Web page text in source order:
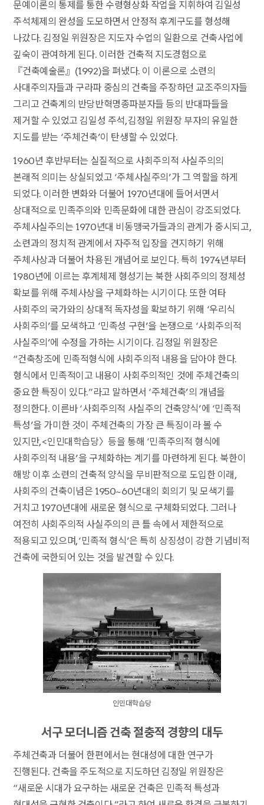
문예이론의 통제를 통한 수령형상화 작업을 지휘하여 김일성
주석체제의 완성을 도모하면서 안정적 후계구도를 형성해
나갔다. 김정일 위원장은 지도자 수업의 일환으로 건축사업에
깊숙이 관여하게 된다. 이러한 건축적 지도경험으로
『건축예술론』(1992)을 펴냈다. 이 이론으로 소련의
사대주의자들과 구라파 중심의 건축을 주장하던 교조주의자들
그리고 건축계의 반당반혁명종파분자들 등의 반대파들을
제거할 수 있었고 김일성 주석, 김정일 위원장 부자의 유일한
지도를 받는 ‘주체건축’이 탄생할 수 있었다.
1960년 후반부터는 실질적으로 사회주의적 사실주의의
본래적 의미는 상실되었고 ‘주체사실주의’가 그 역할을 하게
되었다. 이러한 변화와 더불어 1970년대에 들어서면서
상대적으로 민족주의와 민족문화에 대한 관심이 강조되었다.
주체사실주의는 1970년대 비동맹국가들과의 관계가 중시되고,
소련과의 정치적 관계에서 자주적 입장을 견지하기 위해
주체사상과 더불어 차용된 개념어로 보인다. 특히 1974년부터
1980년에 이르는 후계체제 형성기는 북한 사회주의의 정체성
확보를 위해 주체사상을 구체화하는 시기이다. 또한 여타
사회주의 국가와의 상대적 독자성을 확보하기 위해 ‘우리식
사회주의’를 모색하고 ‘민족성 구현’을 논쟁으로 ‘사회주의적
사실주의’에 수정을 가하는 시기이다. 김정일 위원장은
“건축창조에 민족적형식에 사회주의적 내용을 담아야 한다.
형식에서 민족적이고 내용이 사회주의적인 것에 주체건축의
중요한 특징이 있다.”라고 말하면서 ‘주체건축’의 개념을
정의한다. 이른바 ‘사회주의적 사실주의 건축양식’에 ‘민족적
특성’을 가미한 것이 주체건축의 가장 큰 특징이라 볼 수
있지만, <인민대학습당〉등을 통해 ‘민족주의적 형식에
사회주의적 내용’을 구체화하는 계기를 마련하게 된다. 북한이
해방 이후 소련의 건축적 양식을 무비판적으로 도입한 이래,
사회주의 건축이념은 1950~60년대의 회의기 및 모색기를
거치고 1970년대에 새로운 형식으로 구체화되었다. 그러나
여전히 사회주의적 사실주의의 큰 틀 속에서 제한적으로
적용되고 있으며, ‘민족적 형식’은 특히 상징성이 강한 기념비적
건축에 국한되어 있는 것을 발견할 수 있다.
인민대학습당
서구 모더니즘 건축 절충적 경향의 대두
주체건축과 더불어 한편에서는 현대성에 대한 연구가
진행된다. 건축을 주도적으로 지도하던 김정일 위원장은
“새로운 시대가 요구하는 새로운 건축은 민족적 특성과